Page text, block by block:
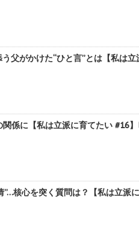
父がかけた“ひと言”とは【私は
係に【私は立派に育てたい #16
”…核心を突く質問は？【私は立派